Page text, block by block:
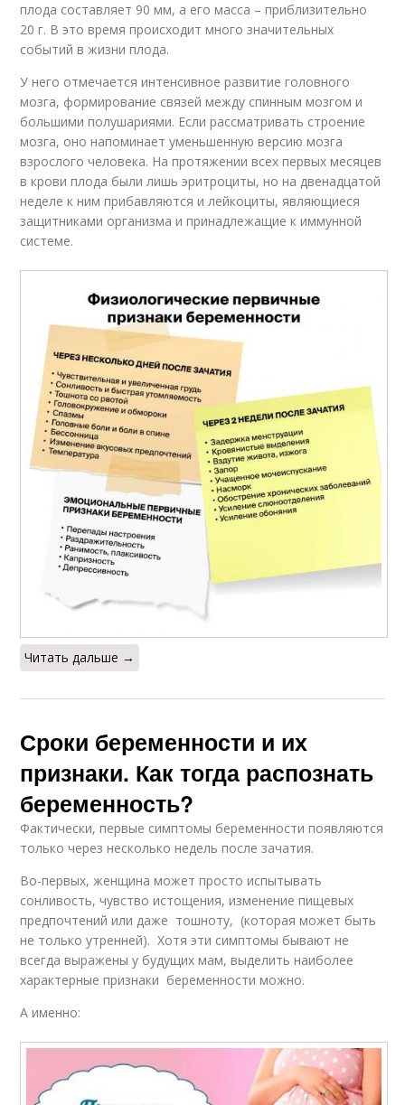
плода составляет 90 мм, а его масса – приблизительно
20 г. В это время происходит много значительных
событий в жизни плода.
У него отмечается интенсивное развитие головного
мозга, формирование связей между спинным мозгом и
большими полушариями. Если рассматривать строение
мозга, оно напоминает уменьшенную версию мозга
взрослого человека. На протяжении всех первых месяцев
в крови плода были лишь эритроциты, но на двенадцатой
неделе к ним прибавляются и лейкоциты, являющиеся
защитниками организма и принадлежащие к иммунной
системе.
Читать дальше →
Сроки беременности и их
признаки. Как тогда распознать
беременность?
Фактически, первые симптомы беременности появляются
только через несколько недель после зачатия.
Во-первых, женщина может просто испытывать
сонливость, чувство истощения, изменение пищевых
предпочтений или даже тошноту, (которая может быть
не только утренней). Хотя эти симптомы бывают не
всегда выражены у будущих мам, выделить наиболее
характерные признаки беременности можно.
А именно: